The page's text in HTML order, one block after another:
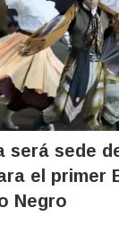
será sede
el primer
Negro